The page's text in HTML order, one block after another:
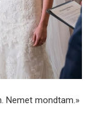
Nemet mondtam.»